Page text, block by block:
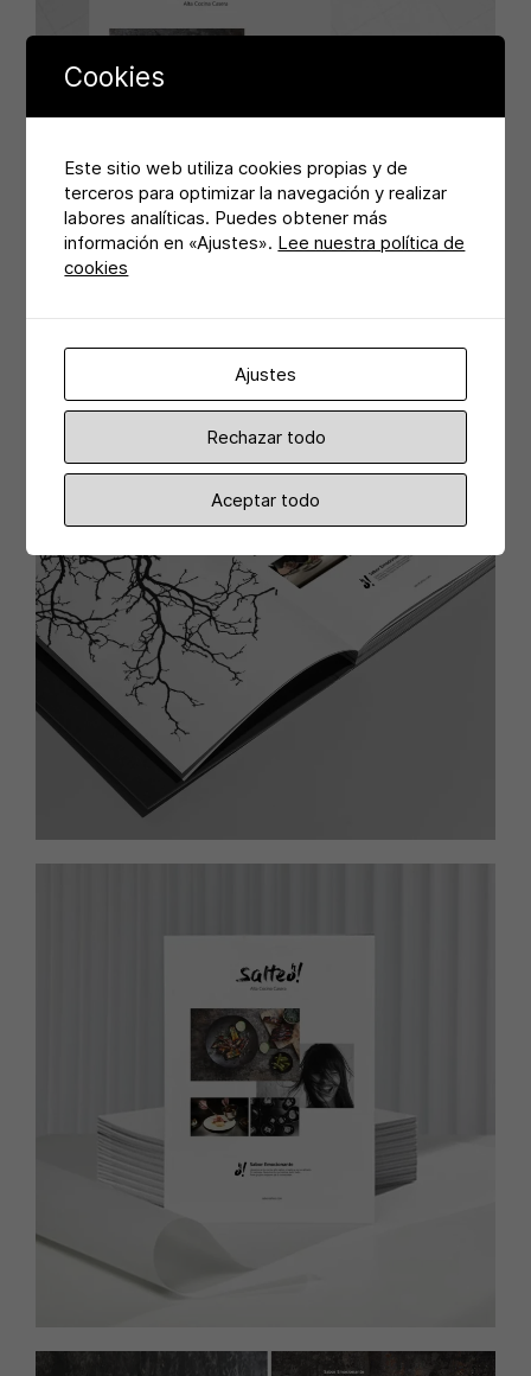
Cookies
Este sitio web utiliza cookies propias y de
terceros para optimizar la navegación y realizar
labores analíticas. Puedes obtener más
información en «Ajustes». Lee nuestra política de
cookies
Ajustes
Rechazar todo
Aceptar todo